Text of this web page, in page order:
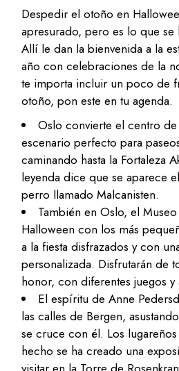
Despedir el otoño en
apresurado, pero es lo que se
Allí le dan la bienvenida a la
año con celebraciones de la
te importa incluir un poco de
otoño, pon este en tu agenda.
Oslo convierte el centro
escenario perfecto para
caminando hasta la Fortaleza
leyenda dice que se aparece
perro llamado Malcanisten.
También en Oslo, el
Halloween con los más
a la fiesta disfrazados y con
personalizada. Disfrutarán de
honor, con diferentes juegos y
El espíritu de Anne
las calles de Bergen,
se cruce con él. Los
hecho se ha creado una